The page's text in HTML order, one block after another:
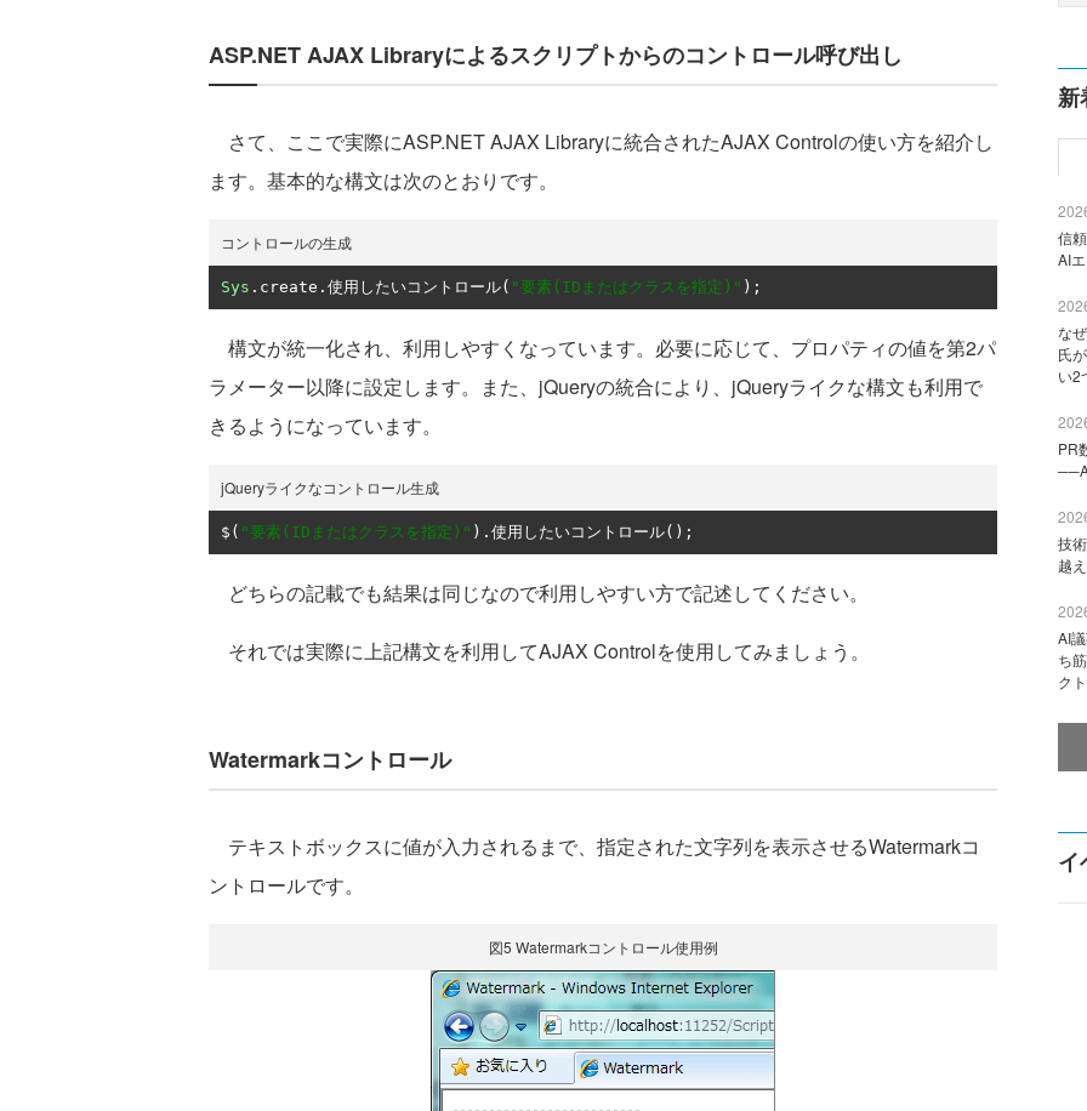
ASP.NET AJAX Libraryによるスクリプトからのコントロール呼び出し
さて、ここで実際にASP.NET AJAX Libraryに統合されたAJAX Controlの使い方を紹介し
ます。基本的な構文は次のとおりです。
コントロールの生成
Sys . create .使用したいコントロール( "要素(IDまたはクラスを指定)" );
構文が統一化され、利用しやすくなっています。必要に応じて、プロパティの値を第2パ
ラメーター以降に設定します。また、jQueryの統合により、jQueryライクな構文も利用で
きるようになっています。
jQueryライクなコントロール生成
$ ( "要素(IDまたはクラスを指定)" ).使用したいコントロール();
どちらの記載でも結果は同じなので利用しやすい方で記述してください。
それでは実際に上記構文を利用してAJAX Controlを使用してみましょう。
Watermarkコントロール
テキストボックスに値が入力されるまで、指定された文字列を表示させるWatermarkコ
ントロールです。
図5 Watermarkコントロール使用例
新
信
AI
な
氏
い2
PR
技
越
AI
ち
ク
イ